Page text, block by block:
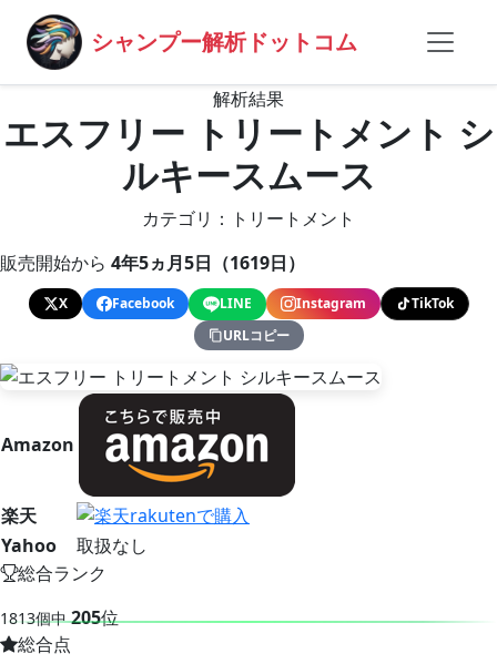
シャンプー解析ドットコム
解析結果
エスフリー トリートメント シ
ルキースムース
カテゴリ：トリートメント
販売開始から 4年5ヵ月5日（1619日）
X Facebook LINE Instagram
TikTok
URLコピー
Amazon
楽天
Yahoo
取扱なし
総合ランク
1813個中 205位
総合点